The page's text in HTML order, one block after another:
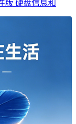
版 硬盘信息和